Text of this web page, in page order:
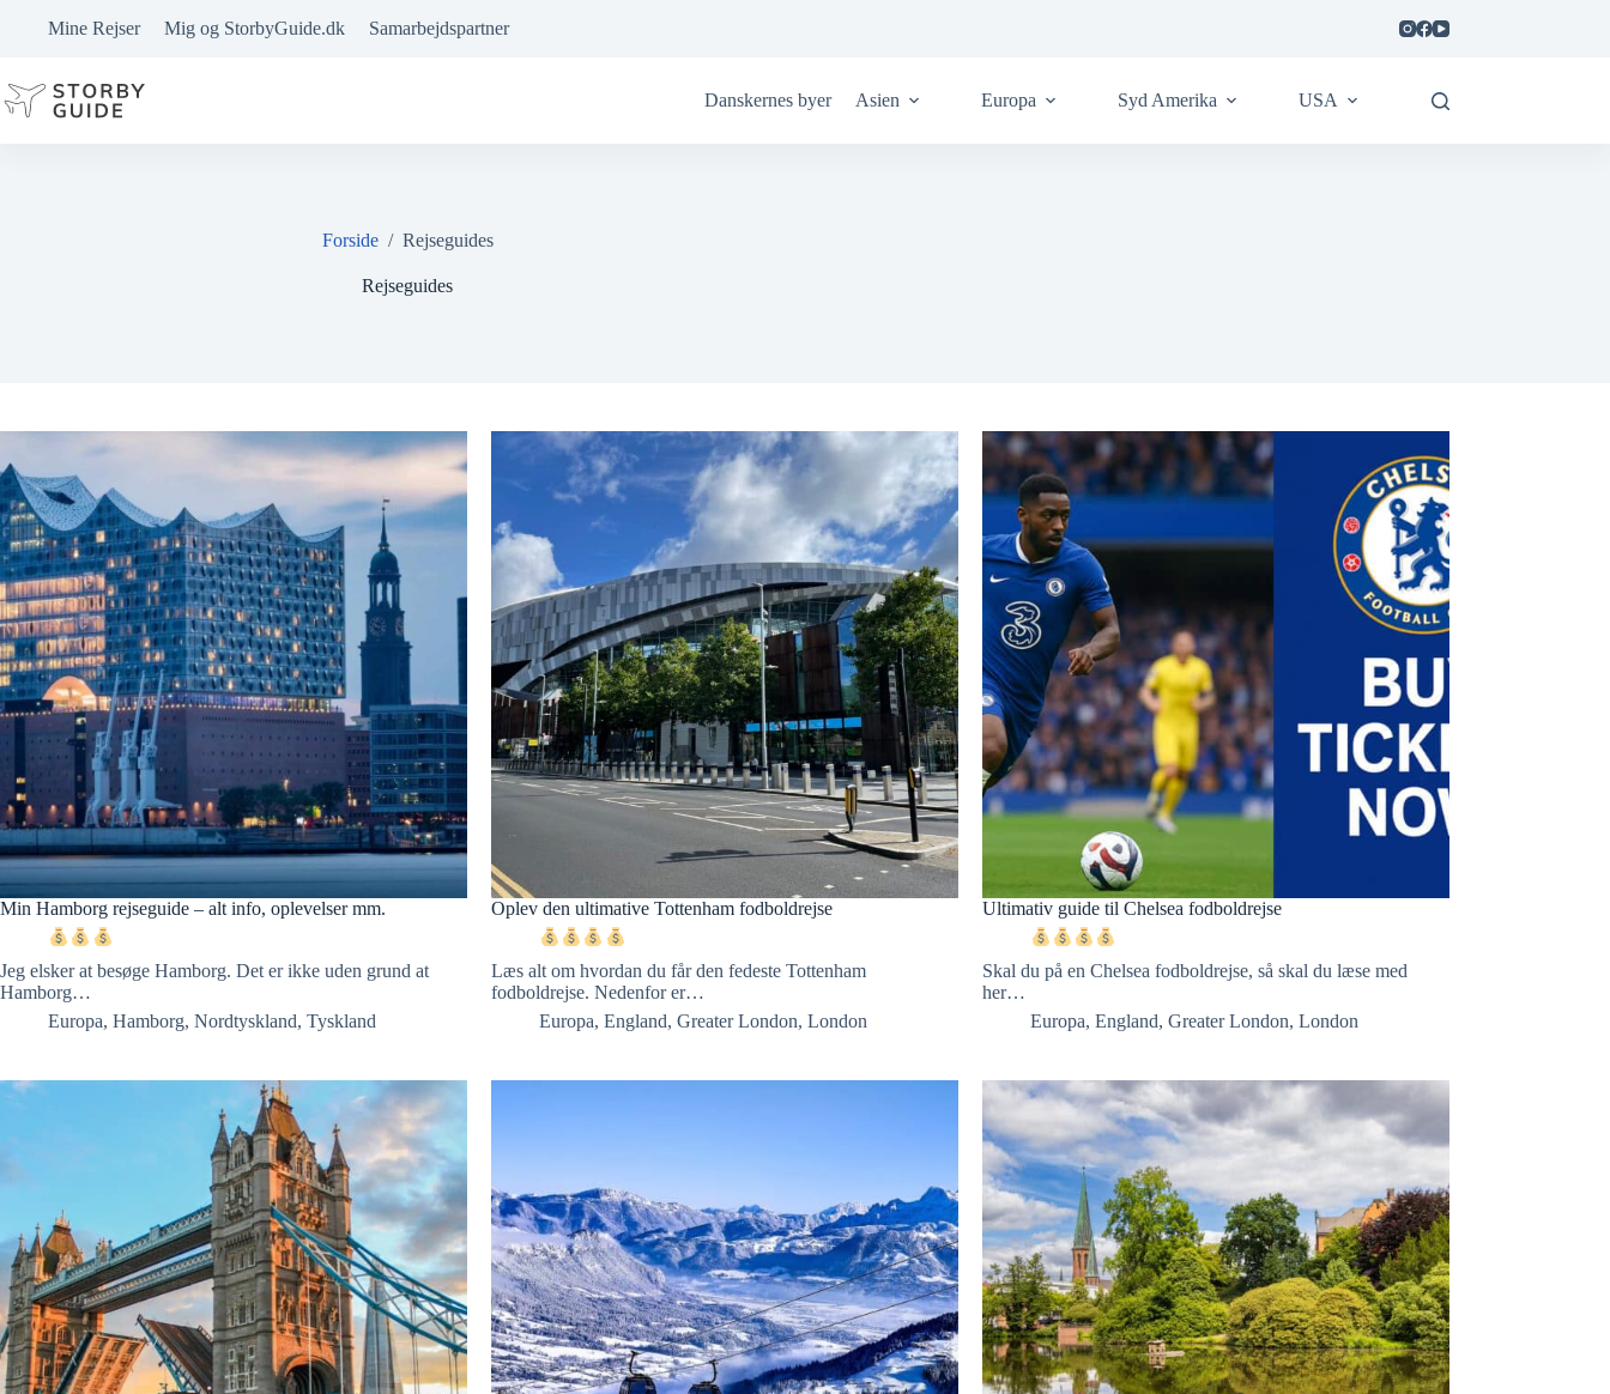
Mine Rejser Mig og StorbyGuide.dk Samarbejdspartner
Danskernes byer Asien Europa Syd Amerika USA
Forside/ Rejseguides
Rejseguides
Min Hamborg rejseguide – alt info, oplevelser mm.
Jeg elsker at besøge Hamborg. Det er ikke uden grund at
Hamborg…
Europa, Hamborg, Nordtyskland, Tyskland
Oplev den ultimative Tottenham fodboldrejse
Læs alt om hvordan du får den fedeste Tottenham
fodboldrejse. Nedenfor er…
Europa, England, Greater London, London
Ultimativ guide til Chelsea fodboldrejse
Skal du på en Chelsea fodboldrejse, så skal du læse med
her…
Europa, England, Greater London, London